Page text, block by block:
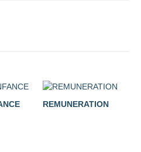
REMUNERATION